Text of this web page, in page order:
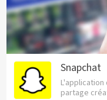
Snapchat
partage